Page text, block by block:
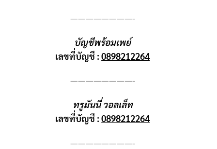
————————-
บัญชีพร้อมเพย์
เลขที่บัญชี :0898212264
————————-
ทรูมันนี่ วอลเล็ท
เลขที่บัญชี :0898212264
————————-